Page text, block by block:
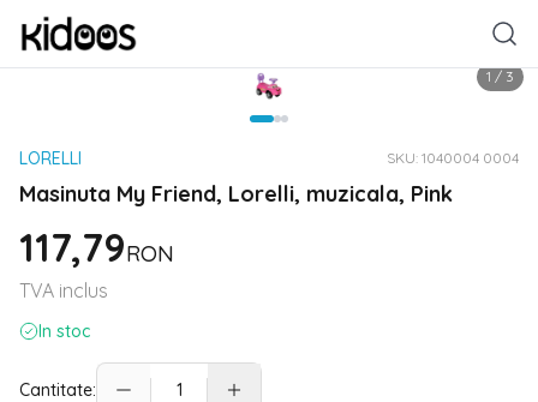
1 / 3
LORELLI SKU: 1040004 0004
Masinuta My Friend, Lorelli, muzicala, Pink
117,79RON
TVA inclus
In stoc
Cantitate: